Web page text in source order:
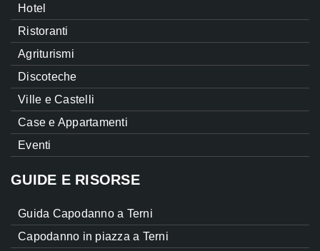
Hotel
Ristoranti
Agriturismi
Discoteche
Ville e Castelli
Case e Appartamenti
Eventi
GUIDE E RISORSE
Guida Capodanno a Terni
Capodanno in piazza a Terni